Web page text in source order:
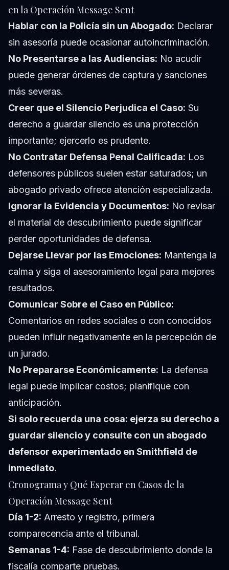
en la Operación Message Sent
Hablar con la Policía sin un Abogado: Declarar
sin asesoría puede ocasionar autoincriminación.
No Presentarse a las Audiencias: No acudir
puede generar órdenes de captura y sanciones
más severas.
Creer que el Silencio Perjudica el Caso: Su
derecho a guardar silencio es una protección
importante; ejercerlo es prudente.
No Contratar Defensa Penal Calificada: Los
defensores públicos suelen estar saturados; un
abogado privado ofrece atención especializada.
Ignorar la Evidencia y Documentos: No revisar
el material de descubrimiento puede significar
perder oportunidades de defensa.
Dejarse Llevar por las Emociones: Mantenga la
calma y siga el asesoramiento legal para mejores
resultados.
Comunicar Sobre el Caso en Público:
Comentarios en redes sociales o con conocidos
pueden influir negativamente en la percepción de
un jurado.
No Prepararse Económicamente: La defensa
legal puede implicar costos; planifique con
anticipación.
Si solo recuerda una cosa: ejerza su derecho a
guardar silencio y consulte con un abogado
defensor experimentado en Smithfield de
inmediato.
Cronograma y Qué Esperar en Casos de la
Operación Message Sent
Día 1-2: Arresto y registro, primera
comparecencia ante el tribunal.
Semanas 1-4: Fase de descubrimiento donde la
fiscalía comparte pruebas.